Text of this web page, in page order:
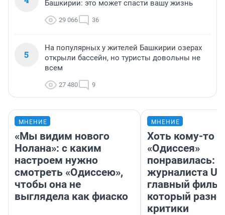
Башкирии: это может спасти вашу жизнь
29 066 36
5
На популярных у жителей Башкирии озерах
открыли бассейн, но туристы довольны не
всем
27 480 9
МНЕНИЕ
«Мы видим нового
Нолана»: с каким
настроем нужно
смотреть «Одиссею»,
чтобы она не
выглядела как фиаско
МНЕНИЕ
Хоть кому-то
«Одиссея»
понравилась:
журналиста
главный
который
критики